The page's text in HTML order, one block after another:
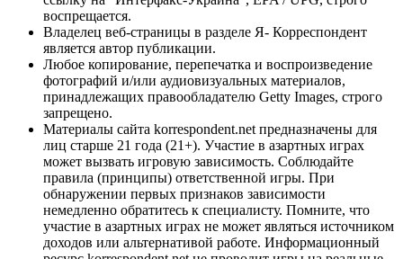
воспрещается.
Владелец веб-страницы в разделе Я- Корреспондент
является автор публикации.
Любое копирование, перепечатка и воспроизведение
фотографий и/или аудиовизуальных материалов,
принадлежащих правообладателю Getty Images, строго
запрещено.
Материалы сайта korrespondent.net предназначены для
лиц старше 21 года (21+). Участие в азартных играх
может вызвать игровую зависимость. Соблюдайте
правила (принципы) ответственной игры. При
обнаружении первых признаков зависимости
немедленно обратитесь к специалисту. Помните, что
участие в азартных играх не может являться источником
доходов или альтернативой работе. Информационный